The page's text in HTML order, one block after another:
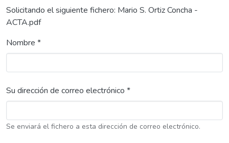
Solicitando el siguiente fichero: Mario S. Ortiz Concha -
ACTA.pdf
Nombre *
Su dirección de correo electrónico *
Se enviará el fichero a esta dirección de correo electrónico.